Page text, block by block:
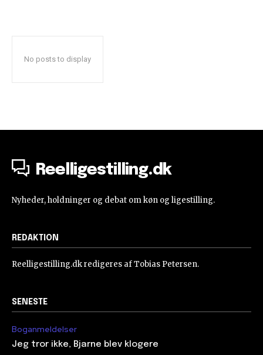
No posts to display
Reelligestilling.dk
Nyheder, holdninger og debat om køn og ligestilling.
REDAKTION
Reelligestilling.dk redigeres af Tobias Petersen.
SENESTE
Boganmeldelser
Jeg tror ikke, Bjarne blev klogere